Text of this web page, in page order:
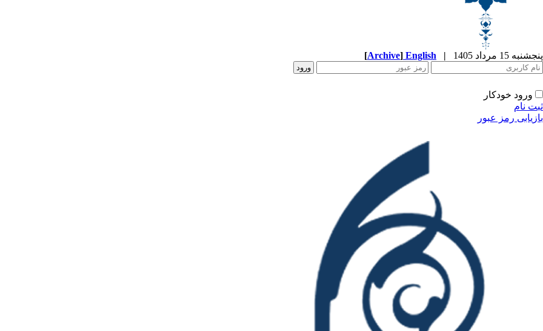
پنجشنبه 15 مرداد 1405 |
English
[Archive]
ورود خودکار
ثبت نام
بازیابی رمز عبور